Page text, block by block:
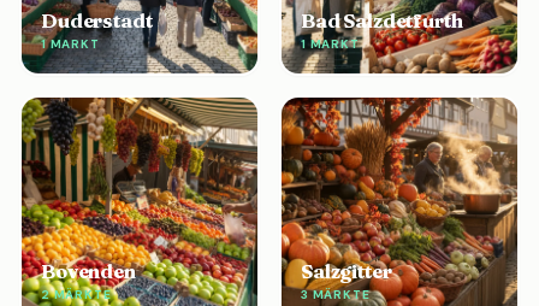
Duderstadt
1 MARKT
Bad Salzdetfurth
1 MARKT
Bovenden
2 MÄRKTE
Salzgitter
3 MÄRKTE